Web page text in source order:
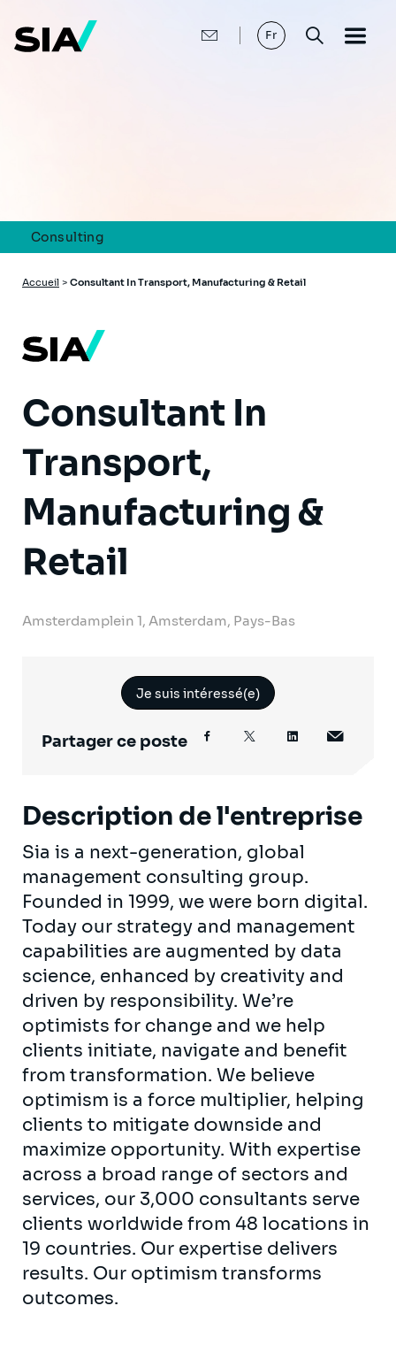
contenu
principal
Fr
Consulting
Fil
Accueil > Consultant In Transport, Manufacturing & Retail
Consultant In
Transport,
Manufacturing &
Retail
Amsterdamplein 1, Amsterdam, Pays-Bas
Je suis intéressé(e)
Partager ce poste
Description de l'entreprise
Sia is a next-generation, global
management consulting group.
Founded in 1999, we were born digital.
Today our strategy and management
capabilities are augmented by data
science, enhanced by creativity and
driven by responsibility. We’re
optimists for change and we help
clients initiate, navigate and benefit
from transformation. We believe
optimism is a force multiplier, helping
clients to mitigate downside and
maximize opportunity. With expertise
across a broad range of sectors and
services, our 3,000 consultants serve
clients worldwide from 48 locations in
19 countries. Our expertise delivers
results. Our optimism transforms
outcomes.